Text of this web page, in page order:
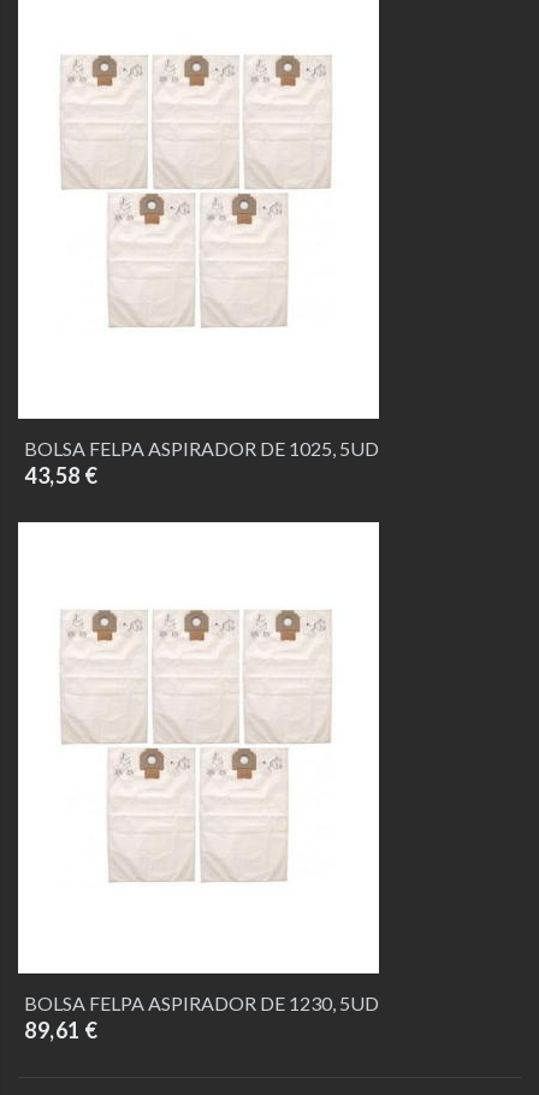
BOLSA FELPA ASPIRADOR DE 1025, 5UD
43,58 €
BOLSA FELPA ASPIRADOR DE 1230, 5UD
89,61 €